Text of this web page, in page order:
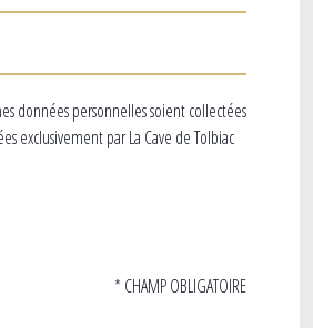
données personnelles soient collectées
exclusivement par La Cave de Tolbiac
* CHAMP OBLIGATOIRE